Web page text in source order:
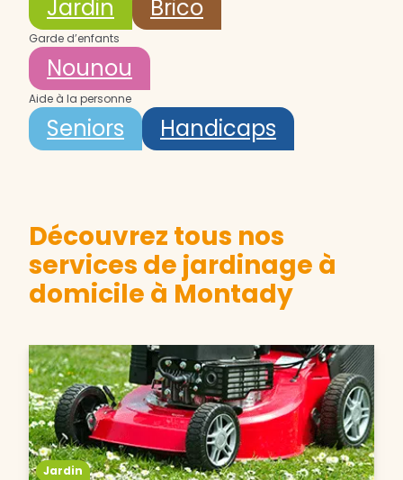
Jardin
Brico
Garde d’enfants
Nounou
Aide à la personne
Seniors Handicaps
Découvrez tous nos
services de jardinage à
domicile à Montady
Jardin